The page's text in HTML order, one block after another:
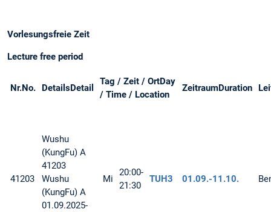
Vorlesungsfreie Zeit
Lecture free period
Nr.No. DetailsDetail
Tag / Zeit / OrtDay
/ Time / Location
ZeitraumDuration
41203
Wushu
(KungFu) A
41203
Wushu
(KungFu) A
01.09.2025-
Mi
20:00-
21:30
TUH3 01.09.-11.10.